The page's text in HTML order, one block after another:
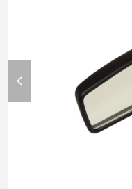
slide